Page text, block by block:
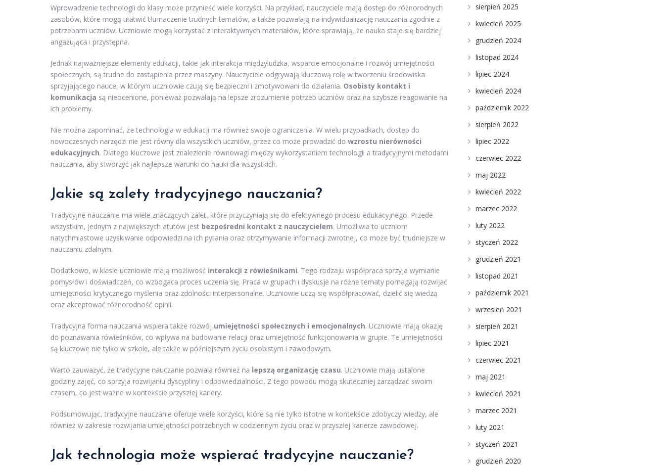
Wprowadzenie technologii do klasy może przynieść wiele korzyści. Na przykład, nauczyciele mają dostęp do różnorodnych
zasobów, które mogą ułatwić tłumaczenie trudnych tematów, a także pozwalają na indywidualizację nauczania zgodnie z
potrzebami uczniów. Uczniowie mogą korzystać z interaktywnych materiałów, które sprawiają, że nauka staje się bardziej
angażująca i przystępna.
Jednak najważniejsze elementy edukacji, takie jak interakcja międzyludzka, wsparcie emocjonalne i rozwój umiejętności
społecznych, są trudne do zastąpienia przez maszyny. Nauczyciele odgrywają kluczową rolę w tworzeniu środowiska
sprzyjającego nauce, w którym uczniowie czują się bezpieczni i zmotywowani do działania. Osobisty kontakt i
komunikacja są nieocenione, ponieważ pozwalają na lepsze zrozumienie potrzeb uczniów oraz na szybsze reagowanie na
ich problemy.
Nie można zapominać, że technologia w edukacji ma również swoje ograniczenia. W wielu przypadkach, dostęp do
nowoczesnych narzędzi nie jest równy dla wszystkich uczniów, przez co może prowadzić do wzrostu nierówności
edukacyjnych. Dlatego kluczowe jest znalezienie równowagi między wykorzystaniem technologii a tradycyjnymi metodami
nauczania, aby stworzyć jak najlepsze warunki do nauki dla wszystkich.
Jakie są zalety tradycyjnego nauczania?
Tradycyjne nauczanie ma wiele znaczących zalet, które przyczyniają się do efektywnego procesu edukacyjnego. Przede
wszystkim, jednym z największych atutów jest bezpośredni kontakt z nauczycielem. Umożliwia to uczniom
natychmiastowe uzyskiwanie odpowiedzi na ich pytania oraz otrzymywanie informacji zwrotnej, co może być trudniejsze w
nauczaniu zdalnym.
Dodatkowo, w klasie uczniowie mają możliwość interakcji z rówieśnikami. Tego rodzaju współpraca sprzyja wymianie
pomysłów i doświadczeń, co wzbogaca proces uczenia się. Praca w grupach i dyskusje na różne tematy pomagają rozwijać
umiejętności krytycznego myślenia oraz zdolności interpersonalne. Uczniowie uczą się współpracować, dzielić się wiedzą
oraz akceptować różnorodność opinii.
Tradycyjna forma nauczania wspiera także rozwój umiejętności społecznych i emocjonalnych. Uczniowie mają okazję
do poznawania rówieśników, co wpływa na budowanie relacji oraz umiejętność funkcjonowania w grupie. Te umiejętności
są kluczowe nie tylko w szkole, ale także w późniejszym życiu osobistym i zawodowym.
Warto zauważyć, że tradycyjne nauczanie pozwala również na lepszą organizację czasu. Uczniowie mają ustalone
godziny zajęć, co sprzyja rozwijaniu dyscypliny i odpowiedzialności. Z tego powodu mogą skuteczniej zarządzać swoim
czasem, co jest ważne w kontekście przyszłej kariery.
Podsumowując, tradycyjne nauczanie oferuje wiele korzyści, które są nie tylko istotne w kontekście zdobyczy wiedzy, ale
również w zakresie rozwijania umiejętności potrzebnych w codziennym życiu oraz w przyszłej karierze zawodowej.
Jak technologia może wspierać tradycyjne nauczanie?
sierpień 2025
kwiecień 2025
grudzień 2024
listopad 2024
lipiec 2024
kwiecień 2024
październik 2022
sierpień 2022
lipiec 2022
czerwiec 2022
maj 2022
kwiecień 2022
marzec 2022
luty 2022
styczeń 2022
grudzień 2021
listopad 2021
październik 2021
wrzesień 2021
sierpień 2021
lipiec 2021
czerwiec 2021
maj 2021
kwiecień 2021
marzec 2021
luty 2021
styczeń 2021
grudzień 2020